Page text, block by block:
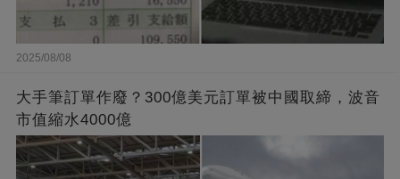
2025/08/08
大手筆訂單作廢？300億美元訂單被中國取締，波音
市值縮水4000億